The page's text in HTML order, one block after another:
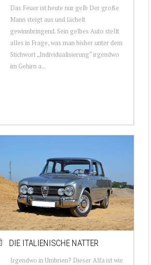
Das Feuer ist heute nur gelb Der große
Mann steigt aus und lächelt
gewinnbringend. Sein gelbes Auto stellt
alles in Frage, was man bisher unter dem
Stichwort „Individualisierung“ irgendwo
im Gehirn a...
DIE ITALIENISCHE NATTER
Irgendwo in Umbrien? Dieser Alfa ist wie